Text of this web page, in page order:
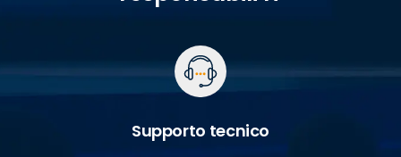
Supporto tecnico